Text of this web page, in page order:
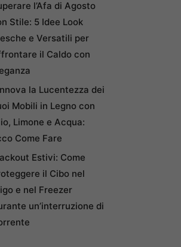
l’Afa di Agosto
Stile: 5 Idee Look
e Versatili per
il Caldo con
la Lucentezza dei
Mobili in Legno con
Limone e Acqua:
Come Fare
Estivi: Come
il Cibo nel
e nel Freezer
un’interruzione di